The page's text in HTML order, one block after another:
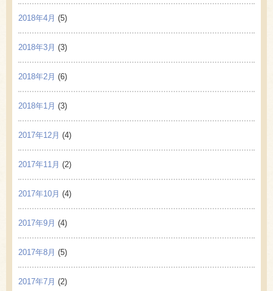
2018年4月 (5)
2018年3月 (3)
2018年2月 (6)
2018年1月 (3)
2017年12月 (4)
2017年11月 (2)
2017年10月 (4)
2017年9月 (4)
2017年8月 (5)
2017年7月 (2)